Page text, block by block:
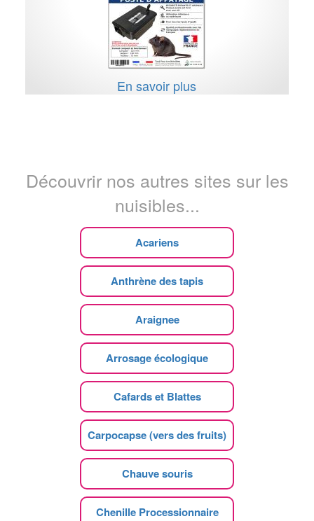
En savoir plus
Découvrir nos autres sites sur les
nuisibles...
Acariens
Anthrène des tapis
Araignee
Arrosage écologique
Cafards et Blattes
Carpocapse (vers des fruits)
Chauve souris
Chenille Processionnaire